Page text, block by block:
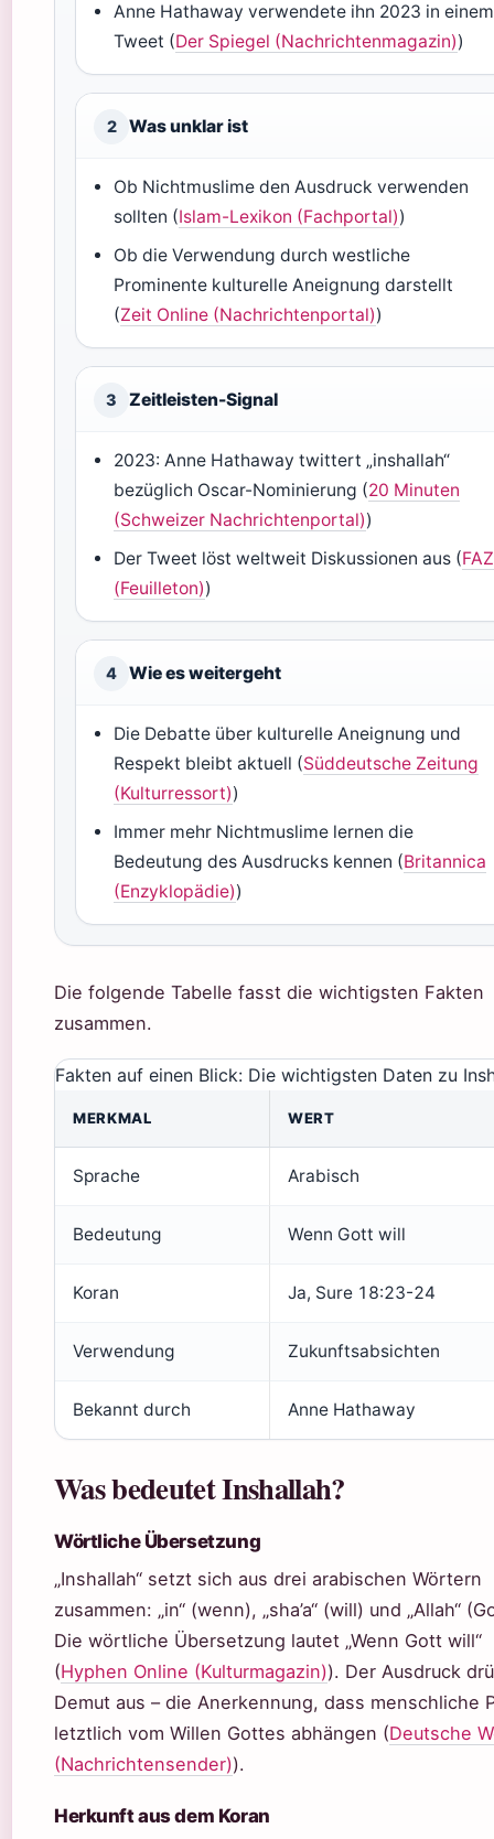
Anne Hathaway verwendete ihn 2023 in einem
Tweet (Der Spiegel (Nachrichtenmagazin))
2 Was unklar ist
Ob Nichtmuslime den Ausdruck verwenden
sollten (Islam-Lexikon (Fachportal))
Ob die Verwendung durch westliche
Prominente kulturelle Aneignung darstellt
(Zeit Online (Nachrichtenportal))
3 Zeitleisten-Signal
2023: Anne Hathaway twittert „inshallah“
bezüglich Oscar-Nominierung (20 Minuten
(Schweizer Nachrichtenportal))
Der Tweet löst weltweit Diskussionen aus (FAZ
(Feuilleton))
4 Wie es weitergeht
Die Debatte über kulturelle Aneignung und
Respekt bleibt aktuell (Süddeutsche Zeitung
(Kulturressort))
Immer mehr Nichtmuslime lernen die
Bedeutung des Ausdrucks kennen (Britannica
(Enzyklopädie))
Die folgende Tabelle fasst die wichtigsten Fakten
zusammen.
Fakten auf einen Blick: Die wichtigsten Daten zu
MERKMAL WERT
Sprache Arabisch
Bedeutung Wenn Gott will
Koran Ja, Sure 18:23-24
Verwendung Zukunftsabsichten
Bekannt durch Anne Hathaway
Was bedeutet Inshallah?
Wörtliche Übersetzung
„Inshallah“ setzt sich aus drei arabischen Wörtern
zusammen: „in“ (wenn), „sha’a“ (will) und „Allah“
Die wörtliche Übersetzung lautet „Wenn Gott will“
(Hyphen Online (Kulturmagazin)). Der Ausdruck
Demut aus – die Anerkennung, dass menschliche
letztlich vom Willen Gottes abhängen (Deutsche
(Nachrichtensender)).
Herkunft aus dem Koran